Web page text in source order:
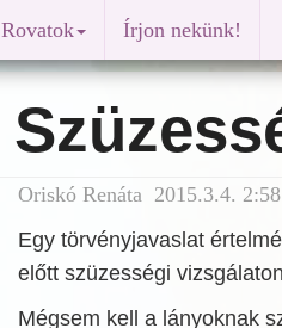
Rovatok Írjon nekünk!
Oriskó Renáta 2015.3.4. 2:58
Egy törvényjavaslat
előtt szüzességi
Mégsem kell a lányoknak